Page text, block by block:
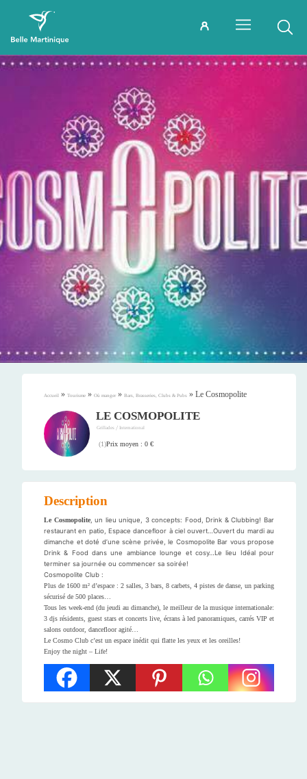
Accueil » Tourisme » Où manger » Bars, Brasseries, Clubs & Pubs » Le Cosmopolite
LE COSMOPOLITE
Grillades / International
(1)Prix moyen : 0 €
Description
Le Cosmopolite, un lieu unique, 3 concepts: Food, Drink & Clubbing! Bar
restaurant en patio, Espace dancefloor à ciel ouvert…Ouvert du mardi au
dimanche et doté d’une scène privée, le Cosmopolite Bar vous propose
Drink & Food dans une ambiance lounge et cosy…Le lieu Idéal pour
terminer sa journée ou commencer sa soirée!
Cosmopolite Club :
Plus de 1600 m² d’espace : 2 salles, 3 bars, 8 carbets, 4 pistes de danse, un parking
sécurisé de 500 places…
Tous les week-end (du jeudi au dimanche), le meilleur de la musique internationale:
3 djs résidents, guest stars et concerts live, écrans à led panoramiques, carrés VIP et
salons outdoor, dancefloor agité…
Le Cosmo Club c’est un espace inédit qui flatte les yeux et les oreilles!
Enjoy the night – Life!